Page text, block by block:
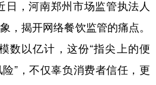
量子 体育
健康 军事
，河南郑州市场监管执法人
，揭开网络餐饮监管的痛点。
数以亿计，这份“指尖上的便
险”，不仅辜负消费者信任，更